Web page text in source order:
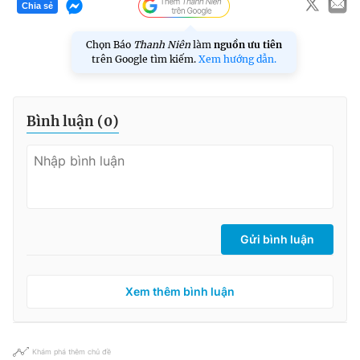
Chia sẻ
Chọn Báo Thanh Niên làm nguồn ưu tiên
trên Google tìm kiếm. Xem hướng dẫn.
Bình luận (0)
Gửi bình luận
Xem thêm bình luận
Khám phá thêm chủ đề